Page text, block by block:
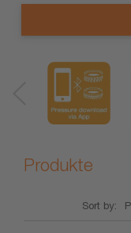
Produkte
Sort by: